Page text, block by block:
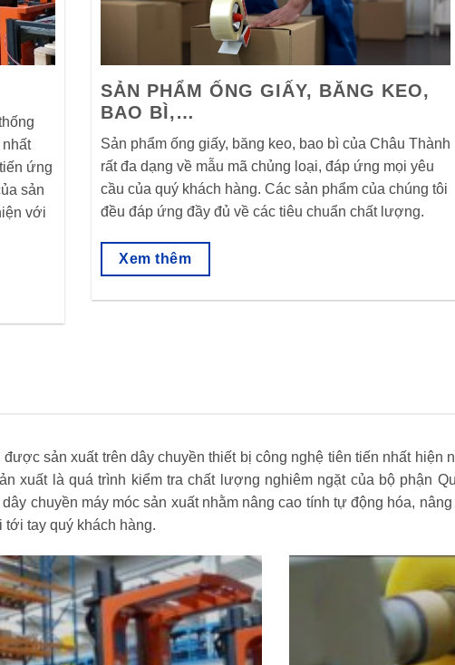
nhất
ứng
sản
với
SẢN PHẨM ỐNG GIẤY, BĂNG KEO,
BAO BÌ,…
Sản phẩm ống giấy, băng keo, bao bì của Châu Thành
rất đa dạng về mẫu mã chủng loại, đáp ứng mọi yêu
cầu của quý khách hàng. Các sản phẩm của chúng tôi
đều đáp ứng đầy đủ về các tiêu chuẩn chất lượng.
Xem thêm
sản xuất trên dây chuyền thiết bị công nghệ tiên tiến nhất hiện
xuất là quá trình kiểm tra chất lượng nghiêm ngặt của bộ phận
chuyền máy móc sản xuất nhằm nâng cao tính tự động hóa,
tới tay quý khách hàng.